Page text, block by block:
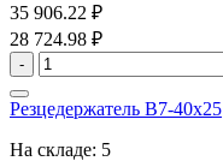
35 906.22 ₽
28 724.98 ₽
-
Резцедержатель B7-40x25
На складе: 5